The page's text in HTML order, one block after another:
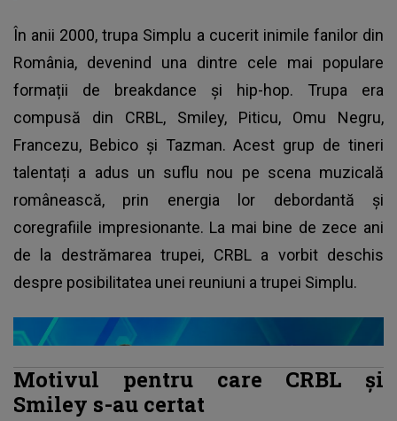
În anii 2000, trupa Simplu a cucerit inimile fanilor din
România, devenind una dintre cele mai populare
formații de breakdance și hip-hop. Trupa era
compusă din CRBL, Smiley, Piticu, Omu Negru,
Francezu, Bebico și Tazman. Acest grup de tineri
talentați a adus un suflu nou pe scena muzicală
românească, prin energia lor debordantă și
coregrafiile impresionante. La mai bine de zece ani
de la destrămarea trupei, CRBL a vorbit deschis
despre posibilitatea unei reuniuni a trupei Simplu.
Motivul pentru care CRBL și
Smiley s-au certat